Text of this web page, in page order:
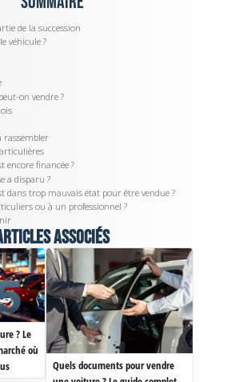
de la succession
véhicule ?
on vendre ?
rassembler
encore financée ?
a disparu ?
dans trop mauvais état pour être vendue ?
ou à un professionnel ?
associés
? Le
où
Quels documents pour vendre